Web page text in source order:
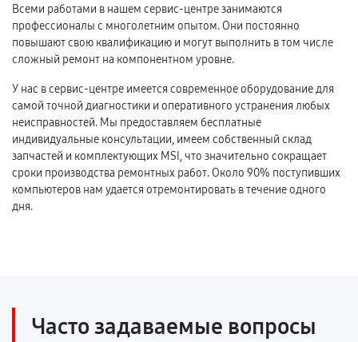
Всеми работами в нашем сервис-центре занимаются
профессионалы с многолетним опытом. Они постоянно
повышают свою квалификацию и могут выполнить в том числе
сложный ремонт на компонентном уровне.
У нас в сервис-центре имеется современное оборудование для
самой точной диагностики и оперативного устранения любых
неисправностей. Мы предоставляем бесплатные
индивидуальные консультации, имеем собственный склад
запчастей и комплектующих MSI, что значительно сокращает
сроки производства ремонтных работ. Около 90% поступивших
компьютеров нам удается отремонтировать в течение одного
дня.
Часто задаваемые вопросы